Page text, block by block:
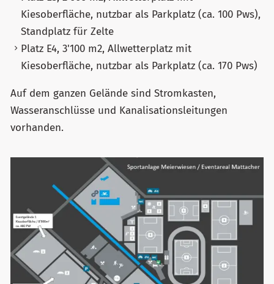
Kiesoberfläche, nutzbar als Parkplatz (ca. 100 Pws),
Standplatz für Zelte
Platz E4, 3'100 m2, Allwetterplatz mit
Kiesoberfläche, nutzbar als Parkplatz (ca. 170 Pws)
Auf dem ganzen Gelände sind Stromkasten,
Wasseranschlüsse und Kanalisationsleitungen
vorhanden.